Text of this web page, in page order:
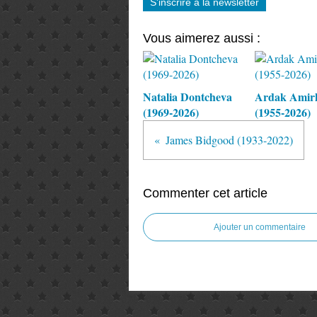
Vous aimerez aussi :
Natalia Dontcheva
(1969-2026)
Ardak
(1955-2026)
James Bidgood (1933-2022)
Commenter cet article
Ajouter un commentaire